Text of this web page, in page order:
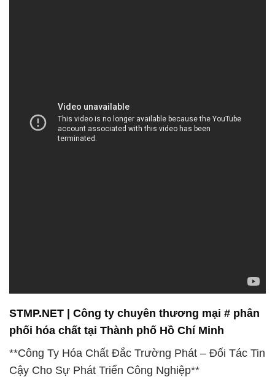
STMP.NET | Công ty chuyên thương mại # phân
phối hóa chất tại Thành phố Hồ Chí Minh
**Công Ty Hóa Chất Đắc Trường Phát – Đối Tác Tin
Cậy Cho Sự Phát Triển Công Nghiệp**